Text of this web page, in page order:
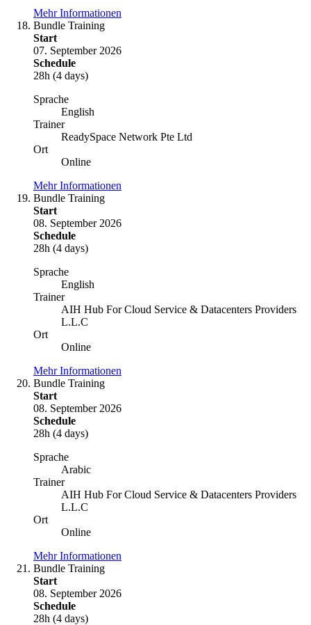
Mehr Informationen
Bundle Training
Start
07. September 2026
Schedule
28h (4 days)
Sprache
English
Trainer
ReadySpace Network Pte Ltd
Ort
Online
Mehr Informationen
Bundle Training
Start
08. September 2026
Schedule
28h (4 days)
Sprache
English
Trainer
AIH Hub For Cloud Service & Datacenters Providers
L.L.C
Ort
Online
Mehr Informationen
Bundle Training
Start
08. September 2026
Schedule
28h (4 days)
Sprache
Arabic
Trainer
AIH Hub For Cloud Service & Datacenters Providers
L.L.C
Ort
Online
Mehr Informationen
Bundle Training
Start
08. September 2026
Schedule
28h (4 days)